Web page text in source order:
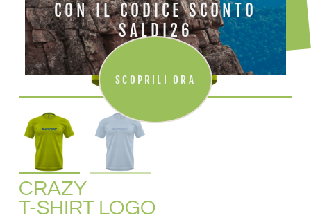
CRAZY
T-SHIRT LOGO
CON IL CODICE SCONTO
SALDI26
SCOPRILI ORA